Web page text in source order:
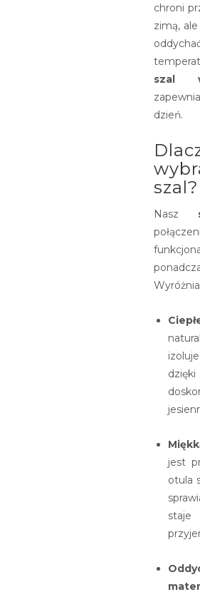
chroni
zimą,
szal
dzień.
szal?
Nasz
jest
otula